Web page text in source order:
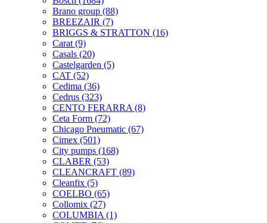
Brano group (88)
BREEZAIR (7)
BRIGGS & STRATTON (16)
Carat (9)
Casals (20)
Castelgarden (5)
CAT (52)
Cedima (36)
Cedrus (323)
CENTO FERARRA (8)
Ceta Form (72)
Chicago Pneumatic (67)
Cimex (501)
City pumps (168)
CLABER (53)
CLEANCRAFT (89)
Cleanfix (5)
COELBO (65)
Collomix (27)
COLUMBIA (1)